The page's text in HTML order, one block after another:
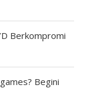
Berkompromi
Begini